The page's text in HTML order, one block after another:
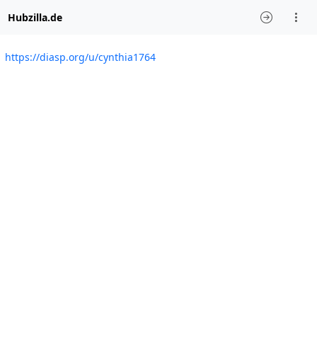
Hubzilla.de
https://diasp.org/u/cynthia1764